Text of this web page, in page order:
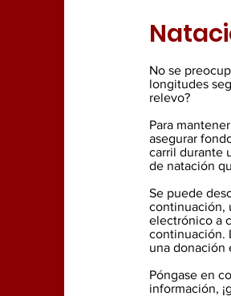
No se
longitudes
relevo?
Para
asegurar
carril durante
de natación
Se puede
continuación,
electrónico a
continuación.
una donación
Póngase en
información,